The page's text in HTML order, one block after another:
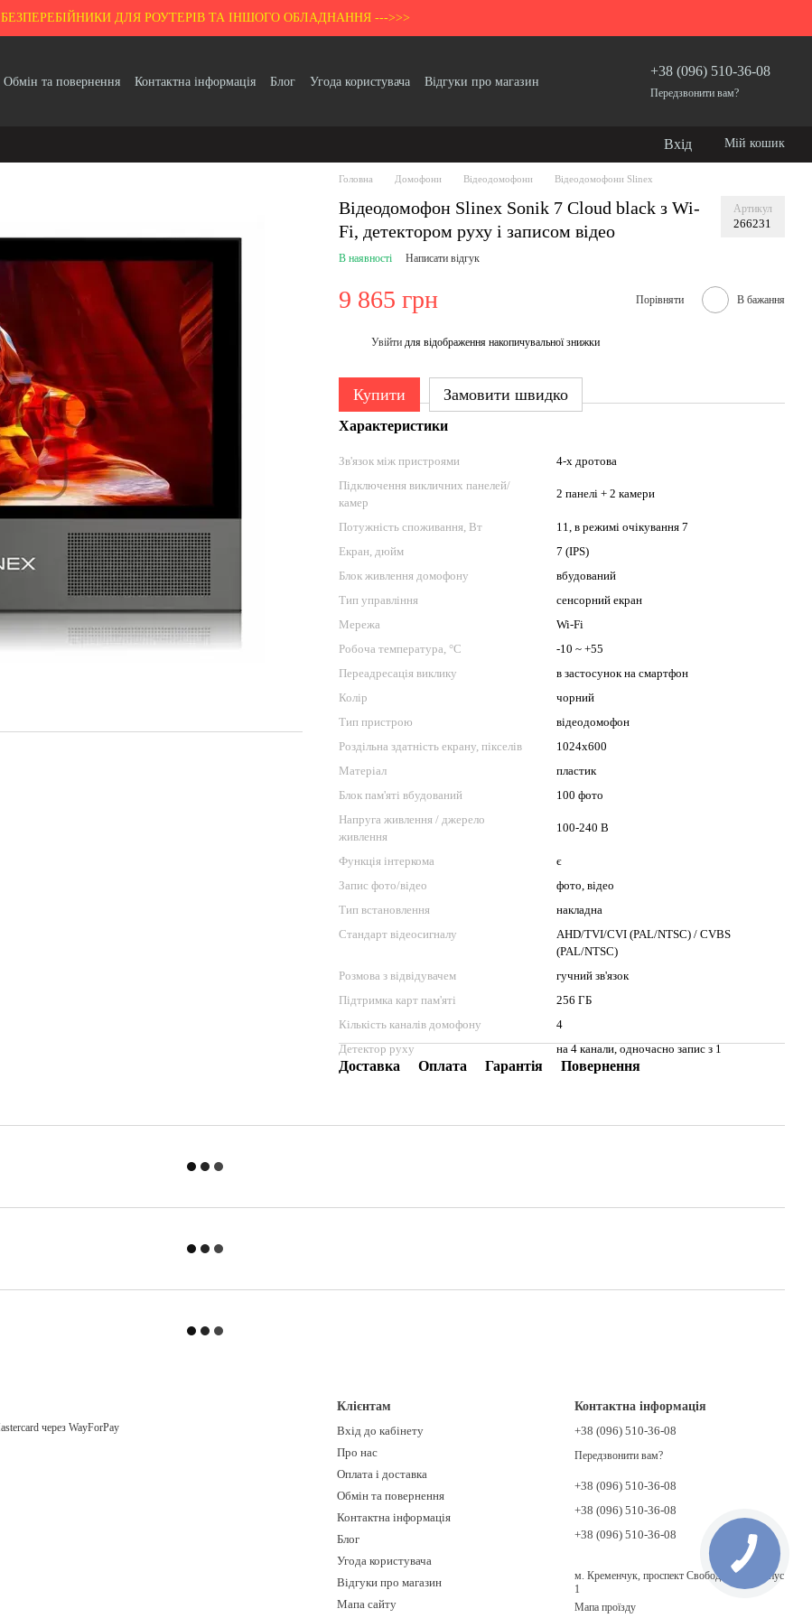
БЕЗПЕРЕБІЙНИКИ ДЛЯ РОУТЕРІВ ТА ІНШОГО ОБЛАДНАННЯ --->>>
Обмін та повернення Контактна інформація Блог Угода користувача
Відгуки про магазин
+38 (096) 510-36-08
Передзвонити вам?
Вхід Мій кошик
Головна Домофони Відеодомофони Відеодомофони Slinex
Відеодомофон Slinex Sonik 7 Cloud black з Wi-
Fi, детектором руху і записом відео
Артикул
266231
В наявності Написати відгук
9 865 грн Порівняти В бажання
Увійти для відображення накопичувальної знижки
Купити Замовити швидко
Характеристики
Зв'язок між пристроями
4-х дротова
Підключення викличних панелей/
камер
2 панелі + 2 камери
Потужність споживання, Вт
11, в режимі очікування 7
Екран, дюйм
7 (IPS)
Блок живлення домофону
вбудований
Тип управління
сенсорний екран
Мережа
Wi-Fi
Робоча температура, °C
-10 ~ +55
Переадресація виклику
в застосунок на смартфон
Колір
чорний
Тип пристрою
відеодомофон
Роздільна здатність екрану, пікселів
1024x600
Матеріал
пластик
Блок пам'яті вбудований
100 фото
Напруга живлення / джерело
живлення
100-240 В
Функція інтеркома
є
Запис фото/відео
фото, відео
Тип встановлення
накладна
Стандарт відеосигналу
AHD/TVI/CVI (PAL/NTSC) / CVBS
(PAL/NTSC)
Розмова з відвідувачем
гучний зв'язок
Підтримка карт пам'яті
256 ГБ
Кількість каналів домофону
4
Детектор руху
на 4 канали, одночасно запис з 1
Доставка Оплата Гарантія Повернення
Клієнтам
Вхід до кабінету
Про нас
Оплата і доставка
Обмін та повернення
Контактна інформація
Блог
Угода користувача
Відгуки про магазин
Мапа сайту
Контактна інформація
+38 (096) 510-36-08
Передзвонити вам?
+38 (096) 510-36-08
+38 (096) 510-36-08
+38 (096) 510-36-08
м. Кременчук, проспект Свободи, 138, корпус
1
Мапа проїзду